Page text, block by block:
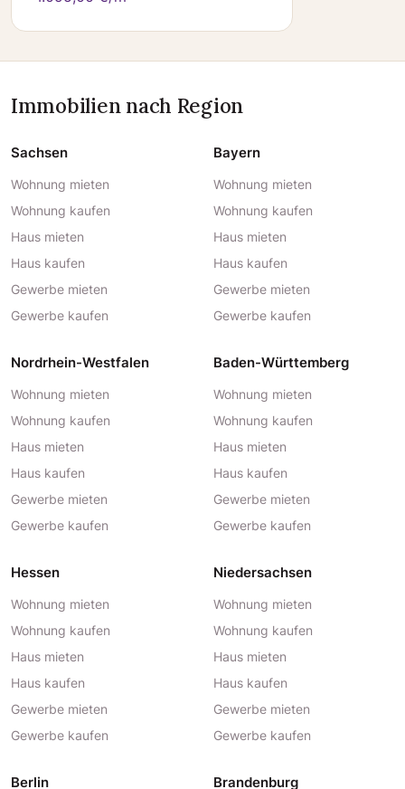
Immobilien nach Region
Sachsen
Wohnung mieten
Wohnung kaufen
Haus mieten
Haus kaufen
Gewerbe mieten
Gewerbe kaufen
Bayern
Wohnung mieten
Wohnung kaufen
Haus mieten
Haus kaufen
Gewerbe mieten
Gewerbe kaufen
Nordrhein-Westfalen
Wohnung mieten
Wohnung kaufen
Haus mieten
Haus kaufen
Gewerbe mieten
Gewerbe kaufen
Baden-Württemberg
Wohnung mieten
Wohnung kaufen
Haus mieten
Haus kaufen
Gewerbe mieten
Gewerbe kaufen
Hessen
Wohnung mieten
Wohnung kaufen
Haus mieten
Haus kaufen
Gewerbe mieten
Gewerbe kaufen
Niedersachsen
Wohnung mieten
Wohnung kaufen
Haus mieten
Haus kaufen
Gewerbe mieten
Gewerbe kaufen
Berlin Brandenburg